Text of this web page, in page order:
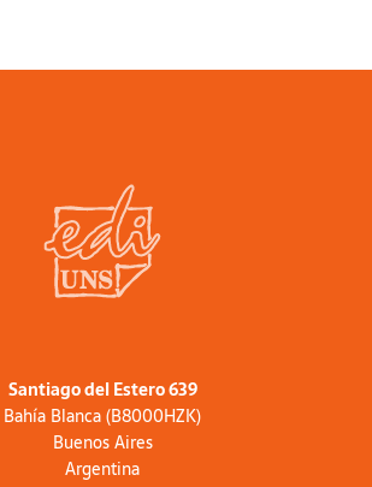
Santiago del Estero 639
Bahía Blanca (B8000HZK)
Buenos Aires
Argentina